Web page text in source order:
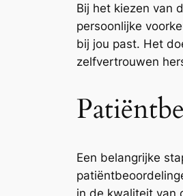
Bij het kiezen van
persoonlijke
bij jou past. Het
zelfvertrouwen
Een belangrijke
in de kwaliteit van